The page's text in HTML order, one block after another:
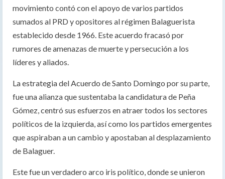
movimiento contó con el apoyo de varios partidos
sumados al PRD y opositores al régimen Balaguerista
establecido desde 1966. Este acuerdo fracasó por
rumores de amenazas de muerte y persecución a los
líderes y aliados.
La estrategia del Acuerdo de Santo Domingo por su parte,
fue una alianza que sustentaba la candidatura de Peña
Gómez, centró sus esfuerzos en atraer todos los sectores
políticos de la izquierda, así como los partidos emergentes
que aspiraban a un cambio y apostaban al desplazamiento
de Balaguer.
Este fue un verdadero arco iris político, donde se unieron